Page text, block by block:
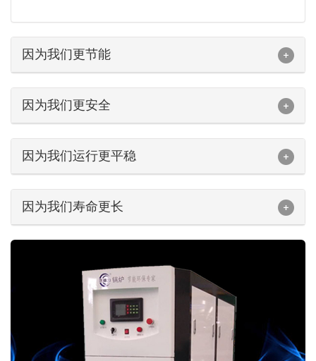
因为我们更节能
因为我们更安全
因为我们运行更平稳
因为我们寿命更长